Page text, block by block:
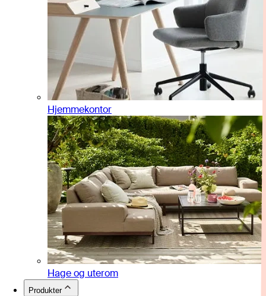
Hjemmekontor
Hage og uterom
Produkter